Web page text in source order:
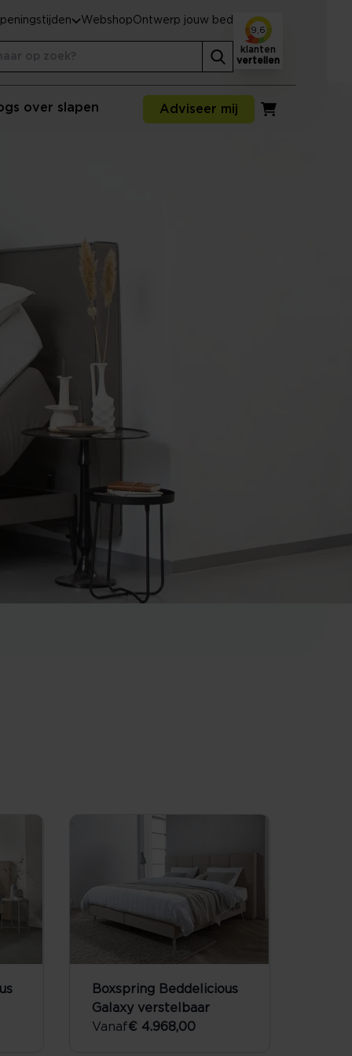
over slapen Adviseer mij
Winkelwagen
WebshopOntwerp jouw bed
9,6
klanten
vertellen
Boxspring Beddelicious
Galaxy verstelbaar
Vanaf€ 4.968,00